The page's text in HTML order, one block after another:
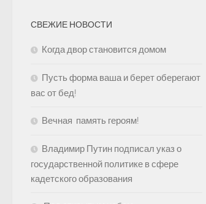
СВЕЖИЕ НОВОСТИ
Когда двор становится домом
Пусть форма ваша и берет оберегают
вас от бед!
Вечная память героям!
Владимир Путин подписал указ о
государственной политике в сфере
кадетского образования